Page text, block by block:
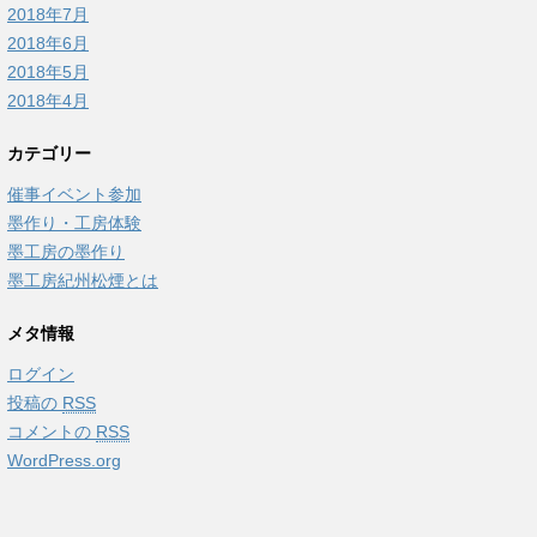
2018年7月
2018年6月
2018年5月
2018年4月
カテゴリー
催事イベント参加
墨作り・工房体験
墨工房の墨作り
墨工房紀州松煙とは
メタ情報
ログイン
投稿の RSS
コメントの RSS
WordPress.org